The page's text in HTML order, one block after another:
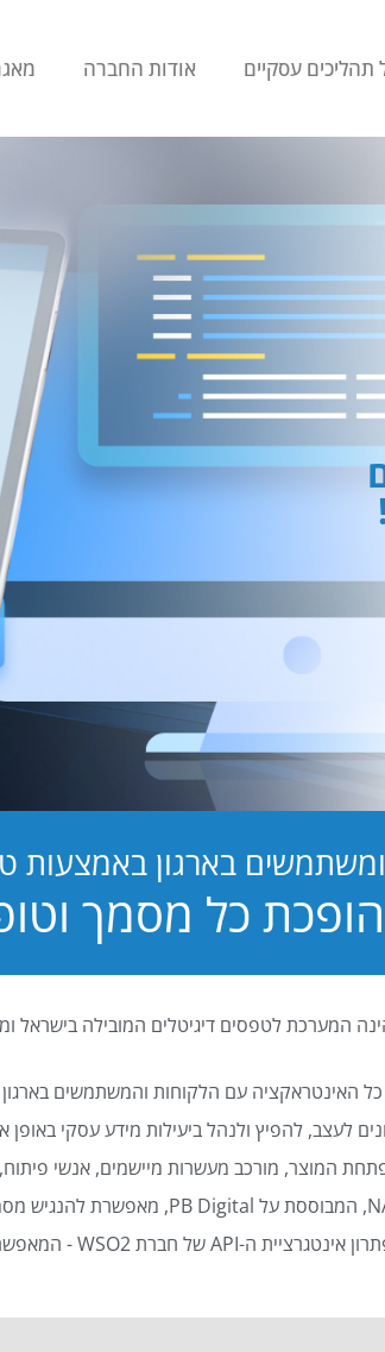
תהליכים עסקיים אודות החברה
בארגון באמצעות
האינטראקציה עם הלקוחות והמשתמשים
לעצב, להפיץ ולנהל ביעילות מידע עסקי באופן
המוצר, מורכב מעשרות מיישמים, אנשי פיתוח,